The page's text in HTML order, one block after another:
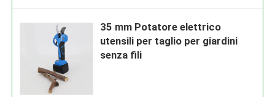
35 mm Potatore elettrico
utensili per taglio per giardini
senza fili